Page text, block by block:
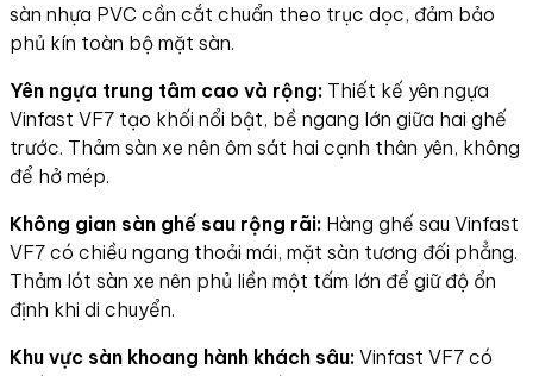
sàn nhựa PVC cần cắt chuẩn theo trục dọc, đảm bảo
phủ kín toàn bộ mặt sàn.
Yên ngựa trung tâm cao và rộng: Thiết kế yên ngựa
Vinfast VF7 tạo khối nổi bật, bề ngang lớn giữa hai ghế
trước. Thảm sàn xe nên ôm sát hai cạnh thân yên, không
để hở mép.
Không gian sàn ghế sau rộng rãi: Hàng ghế sau Vinfast
VF7 có chiều ngang thoải mái, mặt sàn tương đối phẳng.
Thảm lót sàn xe nên phủ liền một tấm lớn để giữ độ ổn
định khi di chuyển.
Khu vực sàn khoang hành khách sâu: Vinfast VF7 có